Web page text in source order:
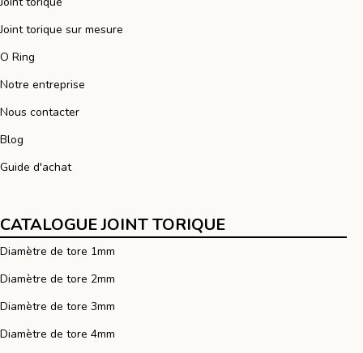
Joint torique sur mesure
O Ring
Notre entreprise
Nous contacter
Blog
Guide d'achat
CATALOGUE JOINT TORIQUE
Diamètre de tore 1mm
Diamètre de tore 2mm
Diamètre de tore 3mm
Diamètre de tore 4mm